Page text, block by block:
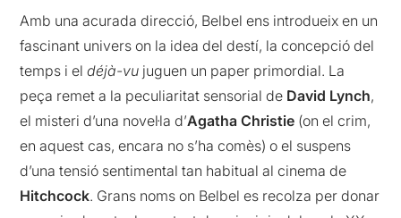
Amb una acurada direcció, Belbel ens introdueix en un
fascinant univers on la idea del destí, la concepció del
temps i eldéjà-vu juguen un paper primordial. La
peça remet a la peculiaritat sensorial de David Lynch,
el misteri d’una novel·la d’Agatha Christie (on el crim,
en aquest cas, encara no s’ha comès) o el suspens
d’una tensió sentimental tan habitual al cinema de
Hitchcock. Grans noms on Belbel es recolza per donar